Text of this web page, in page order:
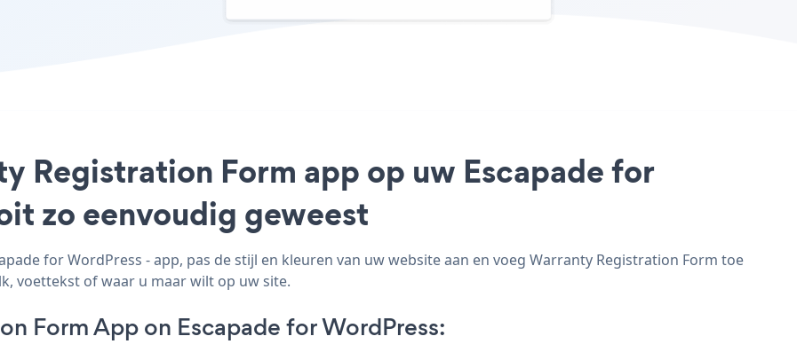
Registration Form app op uw Escapade for
zo eenvoudig geweest
for WordPress - app, pas de stijl en kleuren van uw website aan en voeg Warranty Registration Form toe
voettekst of waar u maar wilt op uw site.
Form App on Escapade for WordPress: